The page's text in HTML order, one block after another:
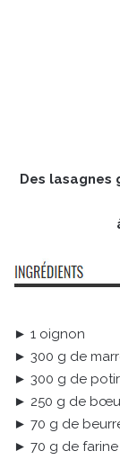
Des
► 1 oignon
► 300 g de
► 300 g de
► 250 g de
► 70 g de
► 70 g de